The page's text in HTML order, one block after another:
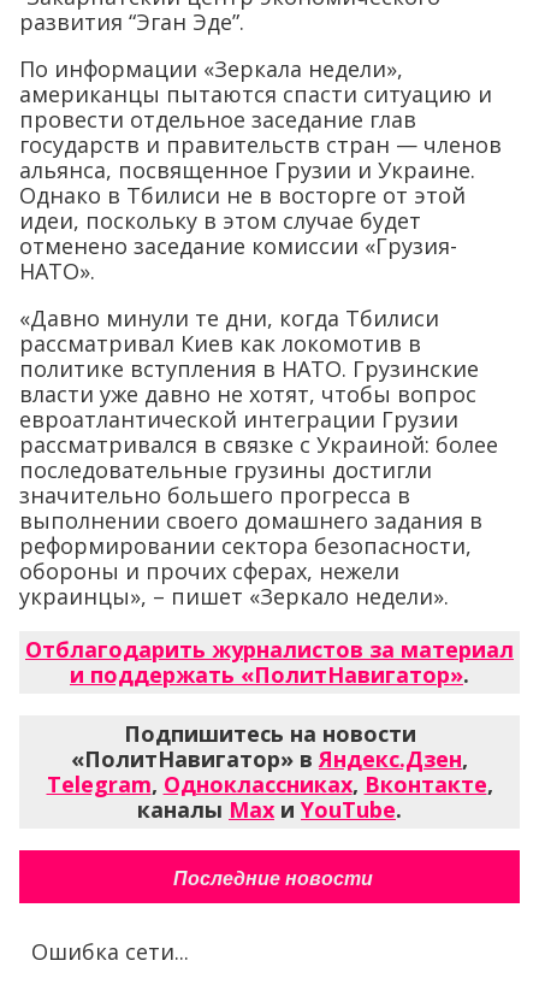
развития “Эган Эде”.
По информации «Зеркала недели»,
американцы пытаются спасти ситуацию и
провести отдельное заседание глав
государств и правительств стран — членов
альянса, посвященное Грузии и Украине.
Однако в Тбилиси не в восторге от этой
идеи, поскольку в этом случае будет
отменено заседание комиссии «Грузия-
НАТО».
«Давно минули те дни, когда Тбилиси
рассматривал Киев как локомотив в
политике вступления в НАТО. Грузинские
власти уже давно не хотят, чтобы вопрос
евроатлантической интеграции Грузии
рассматривался в связке с Украиной: более
последовательные грузины достигли
значительно большего прогресса в
выполнении своего домашнего задания в
реформировании сектора безопасности,
обороны и прочих сферах, нежели
украинцы», – пишет «Зеркало недели».
Отблагодарить журналистов за материал
и поддержать «ПолитНавигатор».
Подпишитесь на новости
«ПолитНавигатор» вЯндекс.Дзен,
Telegram, Одноклассниках, Вконтакте,
каналы Max и YouTube.
Последние новости
Ошибка сети...